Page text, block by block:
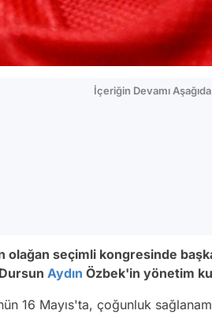
İçeriğin Devamı Aşağıda
olağan seçimli kongresinde
Aydın Özbek'in yönetim
16 Mayıs'ta, çoğunluk